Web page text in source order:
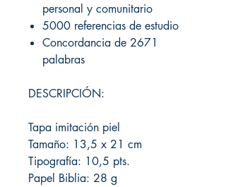
personal y comunitario
5000 referencias de estudio
Concordancia de 2671
palabras
DESCRIPCIÓN:
Tapa imitación piel
Tamaño: 13,5 x 21 cm
Tipografía: 10,5 pts.
Papel Biblia: 28 g